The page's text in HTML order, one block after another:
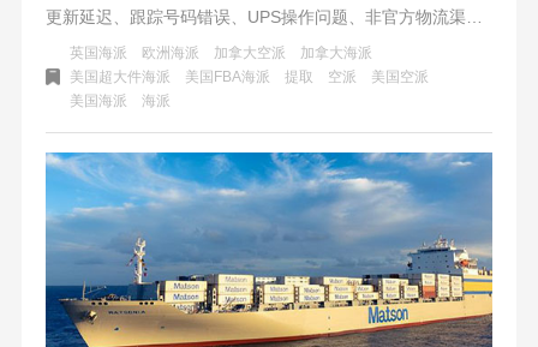
更新延迟、跟踪号码错误、UPS操作问题、非官方物流渠
道、特殊情况（如跑水账号、海关查验、仓库问题）等。建
议耐心等待、核对号码、联系UPS及发送方，并选择可靠渠
道，制定备份计划，确保货物顺利到达。
英国海派 欧洲海派 加拿大空派
加拿大海派
美国超大件海派
美国FBA海派 提取 空派
美国空派
美国海派
海派